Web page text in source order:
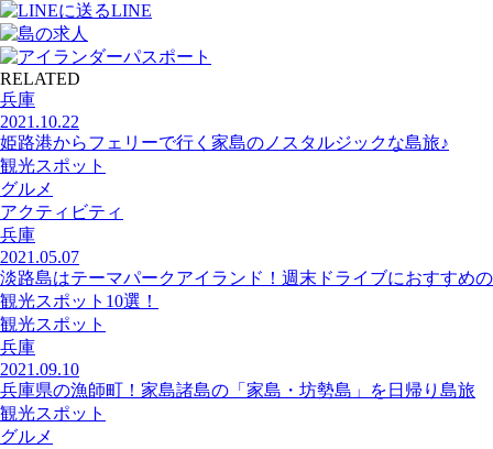
LINE
RELATED
兵庫
2021.10.22
姫路港からフェリーで行く家島のノスタルジックな島旅♪
観光スポット
グルメ
アクティビティ
兵庫
2021.05.07
淡路島はテーマパークアイランド！週末ドライブにおすすめの
観光スポット10選！
観光スポット
兵庫
2021.09.10
兵庫県の漁師町！家島諸島の「家島・坊勢島」を日帰り島旅
観光スポット
グルメ